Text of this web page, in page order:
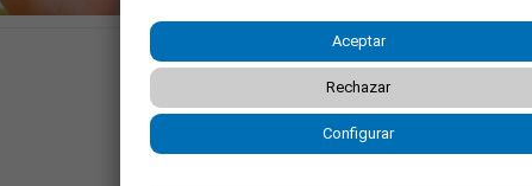
Aceptar
Rechazar
Configurar